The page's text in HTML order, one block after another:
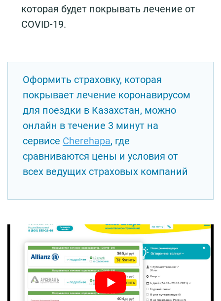
которая будет покрывать лечение от
COVID-19.
Оформить страховку, которая
покрывает лечение коронавирусом
для поездки в Казахстан, можно
онлайн в течение 3 минут на
сервисе Cherehapa, где
сравниваются цены и условия от
всех ведущих страховых компаний